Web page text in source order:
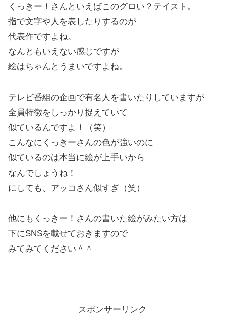
くっきー！さんといえばこのグロい？テイスト。
指で文字や人を表したりするのが
代表作ですよね。
なんともいえない感じですが
絵はちゃんとうまいですよね。
テレビ番組の企画で有名人を書いたりしていますが
全員特徴をしっかり捉えていて
似ているんですよ！（笑）
こんなにくっきーさんの色が強いのに
似ているのは本当に絵が上手いから
なんでしょうね！
にしても、アッコさん似すぎ（笑）
他にもくっきー！さんの書いた絵がみたい方は
下にSNSを載せておきますので
みてみてください＾＾
スポンサーリンク